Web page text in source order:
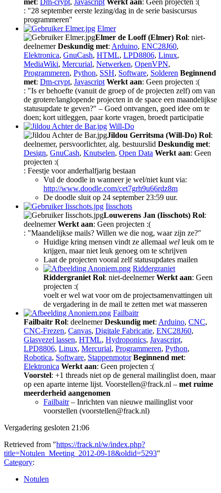
met: Dm-crypt, Javascript Werkt aan: Geen projecten :(
: "28 september eerste lezing/dag in de serie basiscursus
programmeren"
Elmer
Elmer de Looff (Elmer) Rol: niet-
deelnemerDeskundig met: Arduino, ENC28J60,
Elektronica, GnuCash, HTML, LPD8806, Linux,
MediaWiki, Mercurial, Netwerken, OpenVPN,
Programmeren, Python, SSH, Software, Solderen Beginnend
met: Dm-crypt, Javascript Werkt aan: Geen projecten :(
: "Is er behoefte (vanuit de groep of de projecten zelf) om van
de grotere/langlopende projecten in de space een maandelijkse
statusupdate te geven?" – Goed ontvangen, goed idee om te
doen; kort uitleggen, paar korte vragen, broedt participatie
Will-Do
Jildou Gerritsma (Will-Do) Rol:
deelnemer, persvoorlichter, alg. bestuurslid Deskundig met:
Design, GnuCash, Knutselen, Open Data Werkt aan: Geen
projecten :(
: Feestje voor anderhalfjarig bestaan
Vul de doodle in wanneer je wel/niet kunt via:
http://www.doodle.com/cet7grh9u66rdz8m
De doodle sluit op 24 september 23:59 uur.
Iisschots
Louwerens Jan (Iisschots) Rol:
deelnemerWerkt aan: Geen projecten :(
: "Maandelijkse mails? Willen we die nog, waar zijn ze?"
Huidige kring mensen vindt ze allemaal wel leuk om te
krijgen, maar niet leuk genoeg om te schrijven
Laat de projecten vooral zelf statusupdates mailen
Riddergraniet
Riddergraniet Rol: niet-deelnemerWerkt aan: Geen
projecten :(
voelt er wel wat voor om de projectsamenvattingen uit
de vergadering in de mail te zetten met wat masseren
Failbaitr
Failbaitr Rol: deelnemerDeskundig met: Arduino, CNC,
CNC-Frezen, Canvas, Digitale Fabricatie, ENC28J60,
Glasvezel lassen, HTML, Hydroponics, Javascript,
LPD8806, Linux, Mercurial, Programmeren, Python,
Robotica, Software, Stappenmotor Beginnend met:
Elektronica Werkt aan: Geen projecten :(
Voorstel: +1 threads niet op de general mailinglist doen, maar
op een aparte interne lijst. Voorstellen@frack.nl – met ruime
meerderheid aangenomen
Failbaitr– Inrichten van nieuwe mailinglist voor
voorstellen (voorstellen@frack.nl)
Vergadering gesloten 21:06
Retrieved from "https://frack.nl/w/index.php?
title=Notulen_Meeting_2012-09-18&oldid=5293"
Category:
Notulen